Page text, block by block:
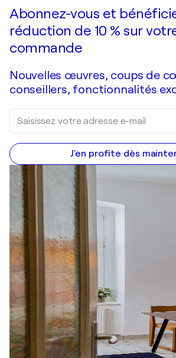
Abonnez-vous et
réduction de 10 % sur
commande
Nouvelles œuvres, coups de
conseillers, fonctionnalités
J'en profite dès